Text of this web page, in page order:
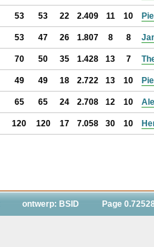
53 53 22 2.409 11 10
53 47 26 1.807 8 8
70 50 35 1.428 13 7
49 49 18 2.722 13 10
65 65 24 2.708 12 10
120 120 17 7.058 30 10
ontwerp: BSID Page